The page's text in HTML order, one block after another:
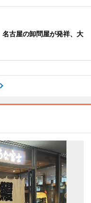
古屋の卸問屋が発祥、大